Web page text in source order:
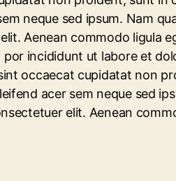
neque sed ipsum. Nam
Aenean commodo ligula
incididunt ut labore et
occaecat cupidatat non
acer sem neque sed
elit. Aenean